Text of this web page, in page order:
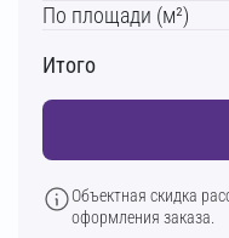
По площади (м²)
Итого
Объектная скидка
оформления заказа.